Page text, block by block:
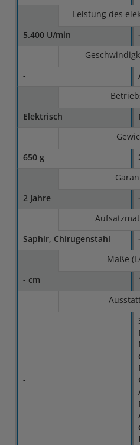
Leistung des
5.400 U/min
-
Elektrisch
650 g
2 Jahre
Saphir, Chirugenstahl
-
Maße
- cm
-